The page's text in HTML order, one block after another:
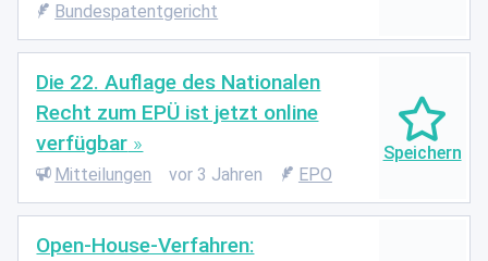
Bundespatentgericht
Die 22. Auflage des Nationalen
Recht zum EPÜ ist jetzt online
verfügbar
Mitteilungen vor 3 Jahren EPO
Open-House-Verfahren: